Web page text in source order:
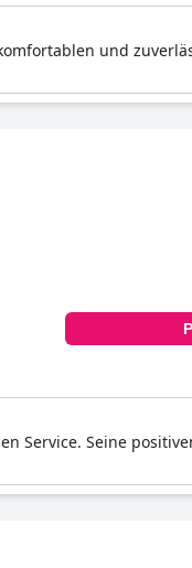
und
Service. Seine